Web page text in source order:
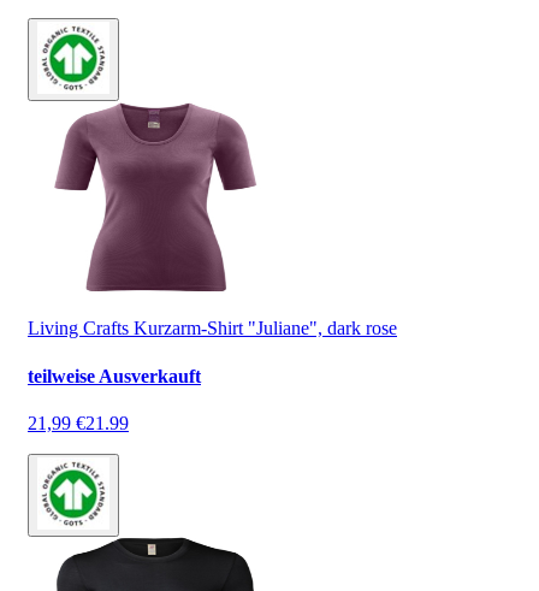
Living Crafts Kurzarm-Shirt "Juliane", dark rose
teilweise Ausverkauft
21,99 €21.99